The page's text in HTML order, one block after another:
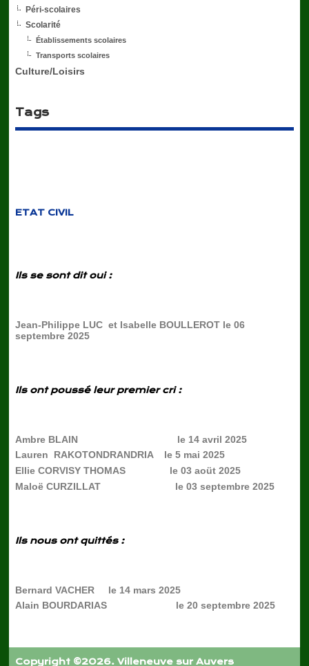
Péri-scolaires
Scolarité
Établissements scolaires
Transports scolaires
Culture/Loisirs
Tags
ETAT CIVIL
Ils se sont dit oui :
Jean-Philippe LUC et Isabelle BOULLEROT le 06
septembre 2025
Ils ont poussé leur premier cri :
Ambre BLAIN le 14 avril 2025
Lauren RAKOTONDRANDRIA le 5 mai 2025
Ellie CORVISY THOMAS le 03 aoüt 2025
Maloë CURZILLAT le 03 septembre 2025
Ils nous ont quittés :
Bernard VACHER le 14 mars 2025
Alain BOURDARIAS le 20 septembre 2025
Copyright ©2026. Villeneuve sur Auvers